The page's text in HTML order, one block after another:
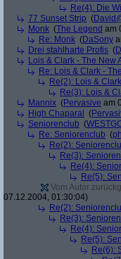
Re(4): Die
77 Sunset Strip (
Monk (The Legend am
Re: Monk (DaSony
Drei stahlharte Profis (
Lois & Clark - The New
Re: Lois & Clark -
Re(2): Lois &
Re(3): Lois &
Mannix (Pervasive am
High Chaparal
(
Seniorenclub (
Re: Seniorenclub (
Re(2):
Re(3):
Re(4):
Re(5):
Vom Autor
07.12.2004, 01:30:04)
Re(2):
Re(3):
Re(4):
Re(5):
Re(6):